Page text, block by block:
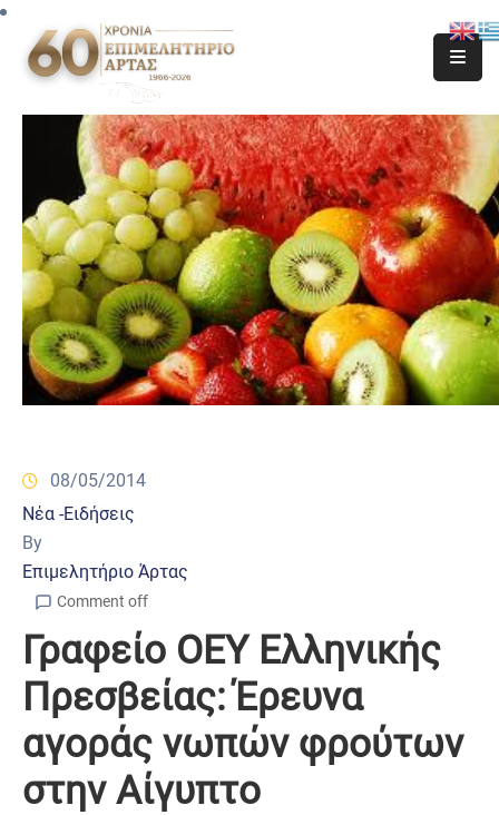
08/05/2014
Νέα -Ειδήσεις
By
Επιμελητήριο Άρτας
Comment off
Γραφείο ΟΕΥ Ελληνικής
Πρεσβείας: Έρευνα
αγοράς νωπών φρούτων
στην Αίγυπτο